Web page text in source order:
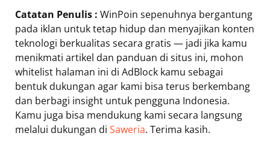
Catatan Penulis : WinPoin sepenuhnya bergantung
pada iklan untuk tetap hidup dan menyajikan konten
teknologi berkualitas secara gratis — jadi jika kamu
menikmati artikel dan panduan di situs ini, mohon
whitelist halaman ini di AdBlock kamu sebagai
bentuk dukungan agar kami bisa terus berkembang
dan berbagi insight untuk pengguna Indonesia.
Kamu juga bisa mendukung kami secara langsung
melalui dukungan di Saweria. Terima kasih.